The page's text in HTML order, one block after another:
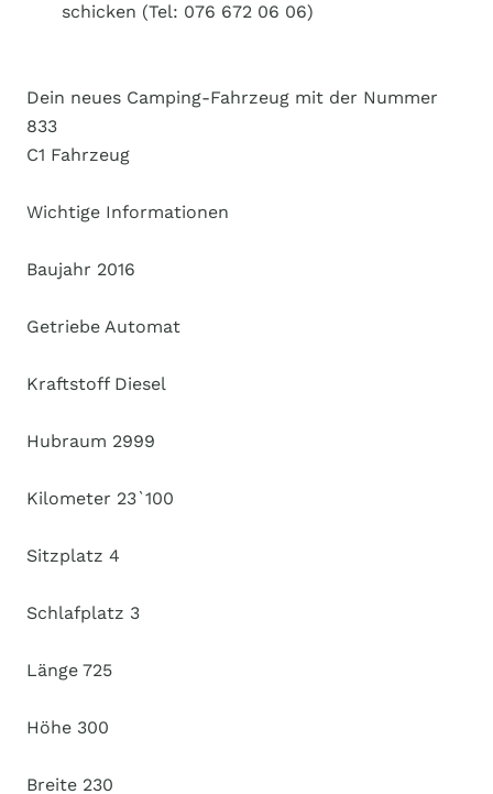
schicken (Tel: 076 672 06 06)
Dein neues Camping-Fahrzeug mit der Nummer
833
C1 Fahrzeug
Wichtige Informationen
Baujahr 2016
Getriebe Automat
Kraftstoff Diesel
Hubraum 2999
Kilometer 23`100
Sitzplatz 4
Schlafplatz 3
Länge 725
Höhe 300
Breite 230